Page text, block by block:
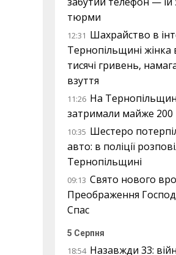
тюрми
12:31 Шахрайство в
Тернопільщині
тисячі гривень,
взуття
11:26 На
затримали майже 200
10:35 Шестеро
авто: в поліції
Тернопільщині
09:13 Свято нового
Преображення
Спас
5 Серпня
18:54 Назавжди 33: